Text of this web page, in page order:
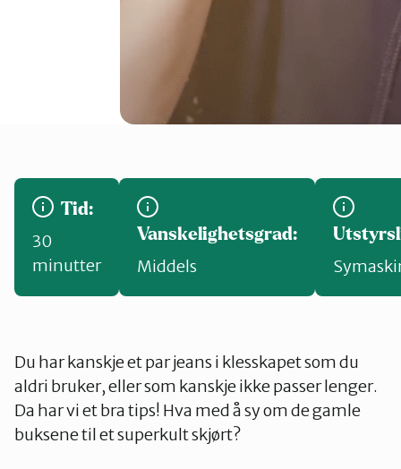
Retten til reparasjon
Tid:
30
minutter
Vanskelighetsgrad:
Middels
Du har kanskje et par jeans i klesskapet som du
aldri bruker, eller som kanskje ikke passer lenger.
Da har vi et bra tips! Hva med å sy om de gamle
buksene til et superkult skjørt?